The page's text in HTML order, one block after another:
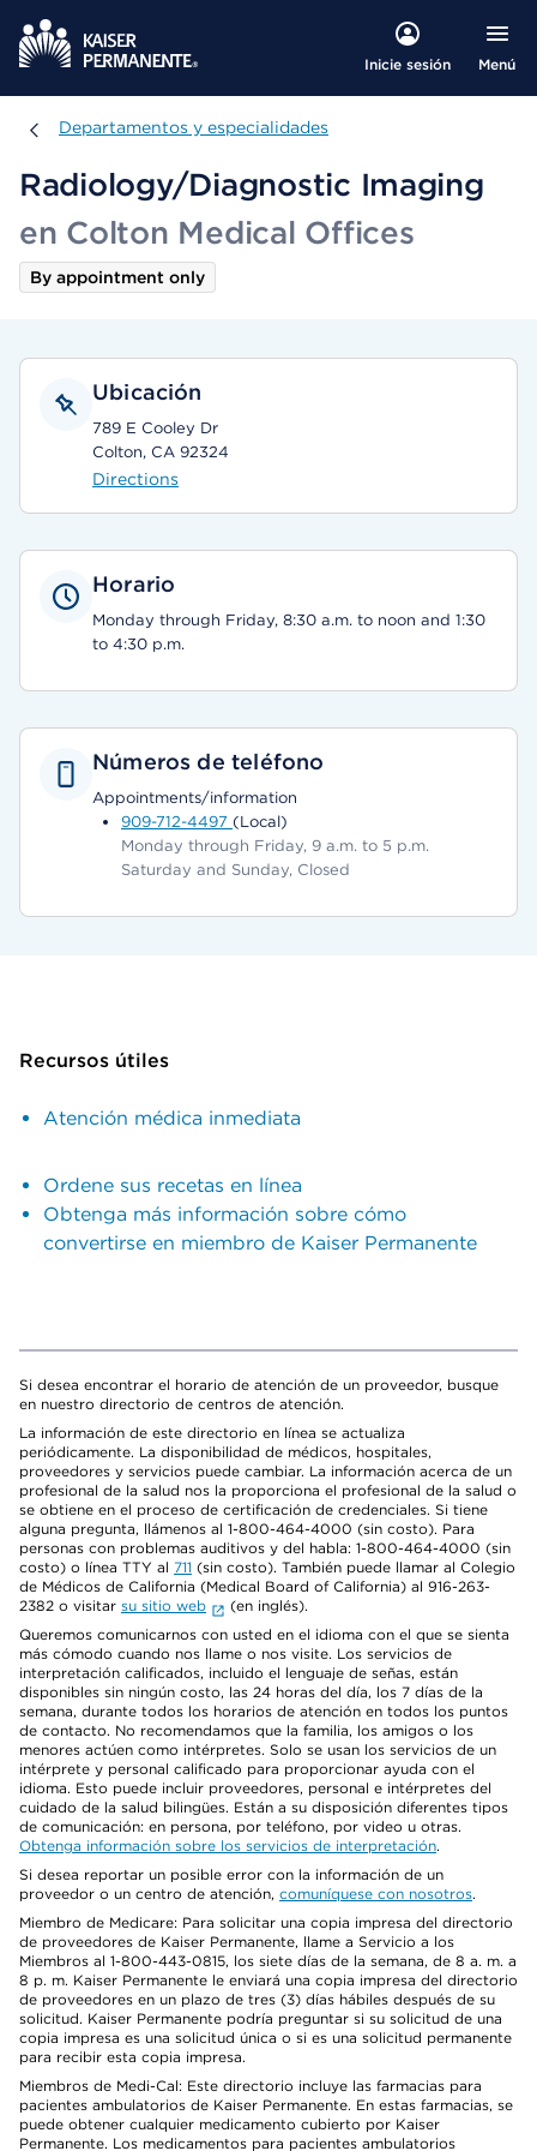
Inicie sesión Menú
Departamentos y especialidades
Departamentos y especialidades
Radiology/Diagnostic Imaging
en Colton Medical Offices
By appointment only
Ubicación
789 E Cooley Dr
Colton, CA 92324
Directions
Horario
Monday through Friday, 8:30 a.m. to noon and 1:30
to 4:30 p.m.
Números de teléfono
Appointments/information
909-712-4497 (Local)
Monday through Friday, 9 a.m. to 5 p.m.
Saturday and Sunday, Closed
Recursos útiles
Atención médica inmediata
Ordene sus recetas en línea
Obtenga más información sobre cómo
convertirse en miembro de Kaiser Permanente
Si desea encontrar el horario de atención de un proveedor, busque
en nuestro directorio de centros de atención.
La información de este directorio en línea se actualiza
periódicamente. La disponibilidad de médicos, hospitales,
proveedores y servicios puede cambiar. La información acerca de un
profesional de la salud nos la proporciona el profesional de la salud o
se obtiene en el proceso de certificación de credenciales. Si tiene
alguna pregunta, llámenos al 1-800-464-4000 (sin costo). Para
personas con problemas auditivos y del habla: 1-800-464-4000 (sin
costo) o línea TTY al 711 (sin costo). También puede llamar al Colegio
de Médicos de California (Medical Board of California) al 916-263-
2382 o visitar su sitio web
(en inglés).
Queremos comunicarnos con usted en el idioma con el que se sienta
más cómodo cuando nos llame o nos visite. Los servicios de
interpretación calificados, incluido el lenguaje de señas, están
disponibles sin ningún costo, las 24 horas del día, los 7 días de la
semana, durante todos los horarios de atención en todos los puntos
de contacto. No recomendamos que la familia, los amigos o los
menores actúen como intérpretes. Solo se usan los servicios de un
intérprete y personal calificado para proporcionar ayuda con el
idioma. Esto puede incluir proveedores, personal e intérpretes del
cuidado de la salud bilingües. Están a su disposición diferentes tipos
de comunicación: en persona, por teléfono, por video u otras.
Obtenga información sobre los servicios de interpretación.
Si desea reportar un posible error con la información de un
proveedor o un centro de atención, comuníquese con nosotros.
Miembro de Medicare: Para solicitar una copia impresa del directorio
de proveedores de Kaiser Permanente, llame a Servicio a los
Miembros al 1-800-443-0815, los siete días de la semana, de 8 a. m. a
8 p. m. Kaiser Permanente le enviará una copia impresa del directorio
de proveedores en un plazo de tres (3) días hábiles después de su
solicitud. Kaiser Permanente podría preguntar si su solicitud de una
copia impresa es una solicitud única o si es una solicitud permanente
para recibir esta copia impresa.
Miembros de Medi-Cal: Este directorio incluye las farmacias para
pacientes ambulatorios de Kaiser Permanente. En estas farmacias, se
puede obtener cualquier medicamento cubierto por Kaiser
Permanente. Los medicamentos para pacientes ambulatorios